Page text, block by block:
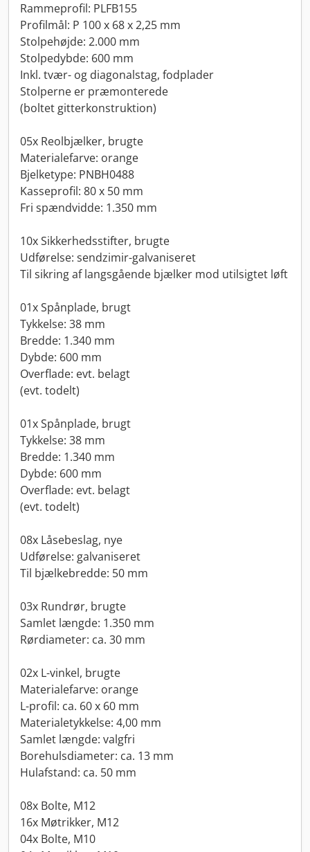
Rammeprofil: PLFB155
Profilmål: P 100 x 68 x 2,25 mm
Stolpehøjde: 2.000 mm
Stolpedybde: 600 mm
Inkl. tvær- og diagonalstag, fodplader
Stolperne er præmonterede
(boltet gitterkonstruktion)
05x Reolbjælker, brugte
Materialefarve: orange
Bjelketype: PNBH0488
Kasseprofil: 80 x 50 mm
Fri spændvidde: 1.350 mm
10x Sikkerhedsstifter, brugte
Udførelse: sendzimir-galvaniseret
Til sikring af langsgående bjælker mod utilsigtet løft
01x Spånplade, brugt
Tykkelse: 38 mm
Bredde: 1.340 mm
Dybde: 600 mm
Overflade: evt. belagt
(evt. todelt)
01x Spånplade, brugt
Tykkelse: 38 mm
Bredde: 1.340 mm
Dybde: 600 mm
Overflade: evt. belagt
(evt. todelt)
08x Låsebeslag, nye
Udførelse: galvaniseret
Til bjælkebredde: 50 mm
03x Rundrør, brugte
Samlet længde: 1.350 mm
Rørdiameter: ca. 30 mm
02x L-vinkel, brugte
Materialefarve: orange
L-profil: ca. 60 x 60 mm
Materialetykkelse: 4,00 mm
Samlet længde: valgfri
Borehulsdiameter: ca. 13 mm
Hulafstand: ca. 50 mm
08x Bolte, M12
16x Møtrikker, M12
04x Bolte, M10